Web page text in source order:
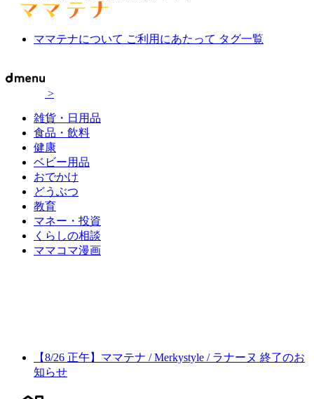
ママテナについて ご利用にあたって タグ一覧
>
雑貨・日用品
食品・飲料
健康
ベビー用品
おでかけ
どうぶつ
教育
マネー・投資
くらしの相談
ママコマ漫画
【8/26 正午】ママテナ / Merkystyle / ラナーヌ 終了のお
知らせ